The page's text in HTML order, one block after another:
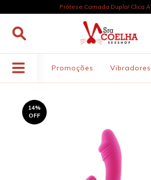
Prótese Camada Dupla! Clica
Promoções Vibradores
14%
OFF